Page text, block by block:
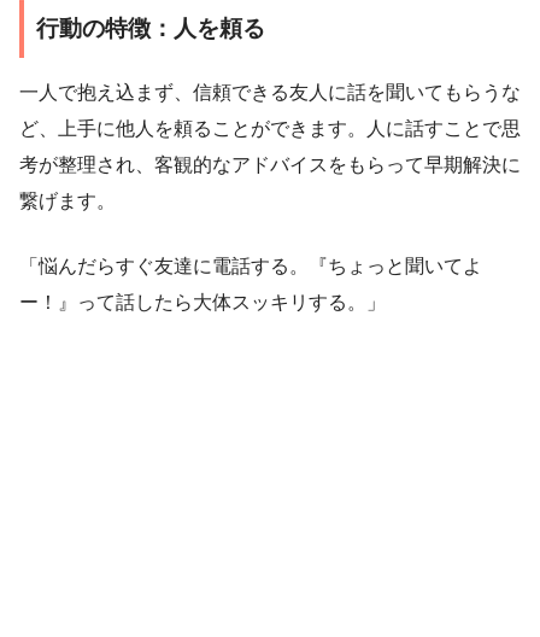
行動の特徴：人を頼る
一人で抱え込まず、信頼できる友人に話を聞いてもらうな
ど、上手に他人を頼ることができます。人に話すことで思
考が整理され、客観的なアドバイスをもらって早期解決に
繋げます。
「悩んだらすぐ友達に電話する。『ちょっと聞いてよ
ー！』って話したら大体スッキリする。」